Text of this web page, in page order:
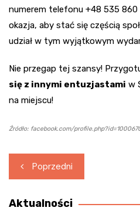
numerem telefonu +48 535
okazja, aby stać się częścią
udział w tym wyjątkowym
Nie przegap tej szansy!
się z innymi entuzjastami w
na miejscu!
Źródło: facebook.com/
Nawigacja
wpisu
Poprzedni
Aktualności